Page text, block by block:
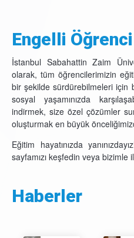
Engelli
İstanbul Sabahattin Zaim
olarak, tüm öğrencilerimizin
bir şekilde sürdürebilmeleri için
sosyal yaşamınızda
indirmek, size özel çözümler
oluşturmak en büyük
Eğitim hayatınızda
sayfamızı keşfedin veya bizimle
Haberler